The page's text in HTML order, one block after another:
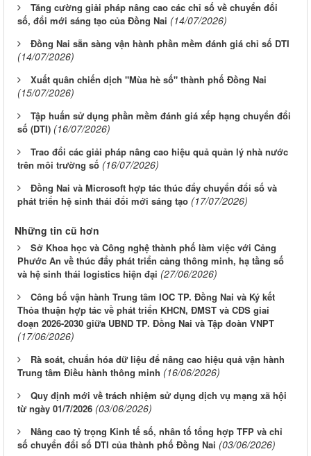
Tăng cường giải pháp nâng cao các chỉ số về chuyển đổi
số, đổi mới sáng tạo của Đồng Nai (14/07/2026)
Đồng Nai sẵn sàng vận hành phần mềm đánh giá chỉ số DTI
(14/07/2026)
Xuất quân chiến dịch "Mùa hè số" thành phố Đồng Nai
(15/07/2026)
Tập huấn sử dụng phần mềm đánh giá xếp hạng chuyển đổi
số (DTI) (16/07/2026)
Trao đổi các giải pháp nâng cao hiệu quả quản lý nhà nước
trên môi trường số (16/07/2026)
Đồng Nai và Microsoft hợp tác thúc đẩy chuyển đổi số và
phát triển hệ sinh thái đổi mới sáng tạo (17/07/2026)
Những tin cũ hơn
Sở Khoa học và Công nghệ thành phố làm việc với Cảng
Phước An về thúc đẩy phát triển cảng thông minh, hạ tầng số
và hệ sinh thái logistics hiện đại (27/06/2026)
Công bố vận hành Trung tâm IOC TP. Đồng Nai và Ký kết
Thỏa thuận hợp tác về phát triển KHCN, ĐMST và CĐS giai
đoạn 2026-2030 giữa UBND TP. Đồng Nai và Tập đoàn VNPT
(17/06/2026)
Rà soát, chuẩn hóa dữ liệu để nâng cao hiệu quả vận hành
Trung tâm Điều hành thông minh (16/06/2026)
Quy định mới về trách nhiệm sử dụng dịch vụ mạng xã hội
từ ngày 01/7/2026 (03/06/2026)
Nâng cao tỷ trọng Kinh tế số, nhân tố tổng hợp TFP và chỉ
số chuyển đổi số DTI của thành phố Đồng Nai (03/06/2026)